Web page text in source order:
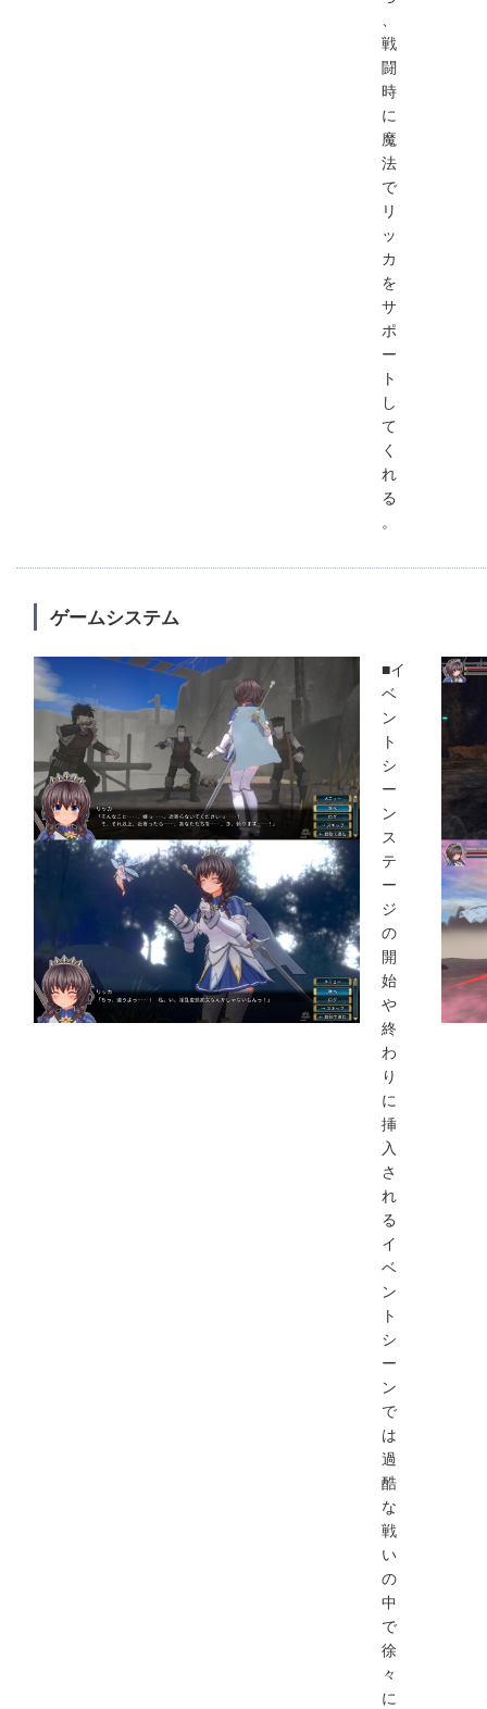
戦
闘
時
に
魔
法
で
リ
ッ
カ
を
サ
ポ
ー
ト
し
て
く
れ
る
。
ゲームシステム
■イ
ベ
ン
ト
シ
ー
ン
ス
テ
ー
ジ
の
開
始
や
終
わ
り
に
挿
入
さ
れ
る
イ
ベ
ン
ト
シ
ー
ン
で
は
過
酷
な
戦
い
の
中
で
徐
々
に